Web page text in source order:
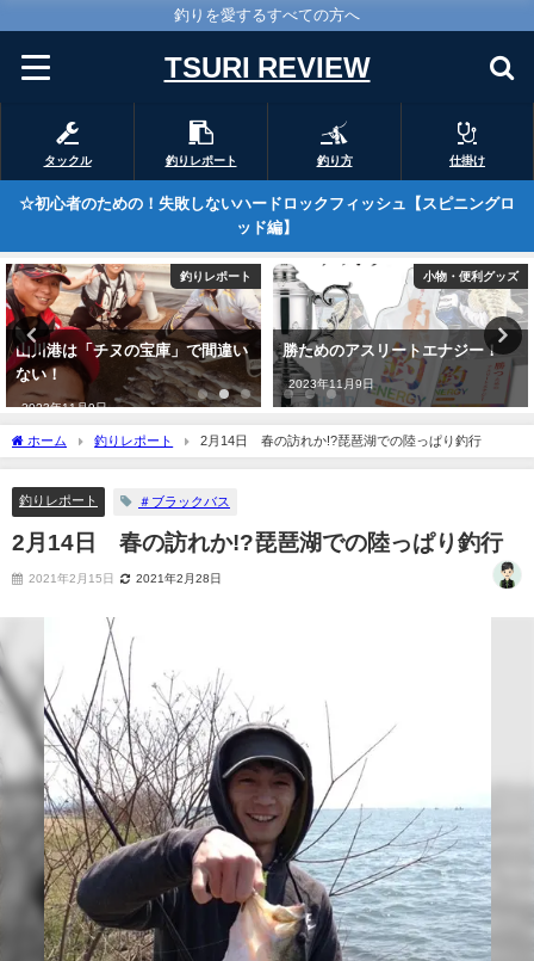
釣りを愛するすべての方へ
TSURI REVIEW
タックル 釣りレポート 釣り方 仕掛け
☆初心者のための！失敗しないハードロックフィッシュ【スピニングロ
ッド編】
小物・便利グッズ
勝ためのアスリートエナジー！
2023年11月9日
釣りレポート
こんなに自由に動く鈎、見たこと
がありますか？
2023年2月25日
ホーム 釣りレポート 2月14日 春の訪れか!?琵琶湖での陸っぱり釣行
釣りレポート ＃ブラックバス
2月14日 春の訪れか!?琵琶湖での陸っぱり釣行
2021年2月15日 2021年2月28日